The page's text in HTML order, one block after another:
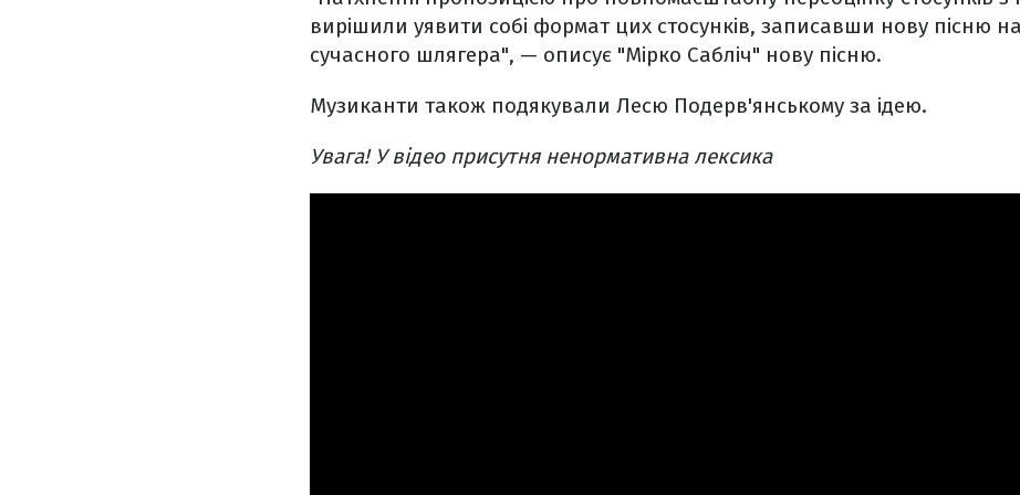
вирішили уявити собі формат цих стосунків, записавши нову пісню
сучасного шлягера", — описує "Мірко Сабліч" нову пісню.
Музиканти також подякували Лесю Подерв'янському за ідею.
Увага! У відео присутня ненормативна лексика